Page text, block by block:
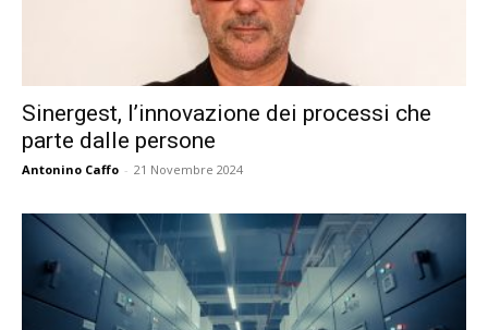
Sinergest, l’innovazione dei processi che
parte dalle persone
Antonino Caffo - 21 Novembre 2024